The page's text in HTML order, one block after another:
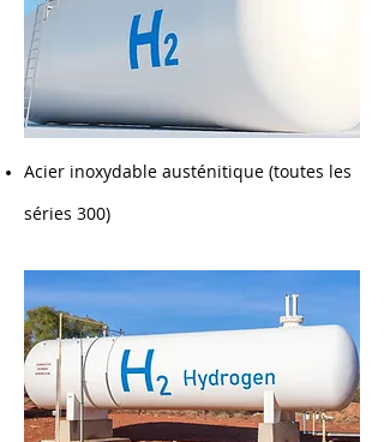
Acier inoxydable austénitique (toutes les
séries 300)